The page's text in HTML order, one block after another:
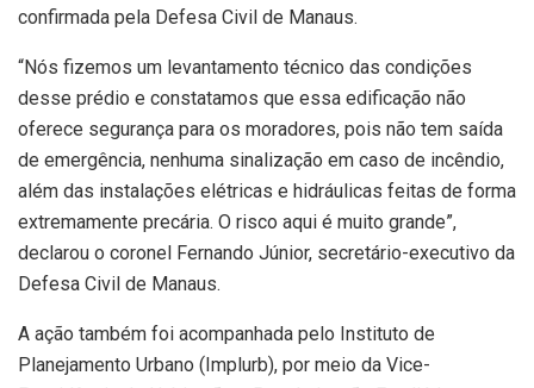
confirmada pela Defesa Civil de Manaus.
“Nós fizemos um levantamento técnico das condições
desse prédio e constatamos que essa edificação não
oferece segurança para os moradores, pois não tem saída
de emergência, nenhuma sinalização em caso de incêndio,
além das instalações elétricas e hidráulicas feitas de forma
extremamente precária. O risco aqui é muito grande”,
declarou o coronel Fernando Júnior, secretário-executivo da
Defesa Civil de Manaus.
A ação também foi acompanhada pelo Instituto de
Planejamento Urbano (Implurb), por meio da Vice-